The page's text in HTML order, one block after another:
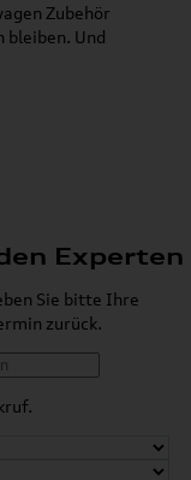
Zubehör
bleiben. Und
Experten
Sie bitte Ihre
zurück.